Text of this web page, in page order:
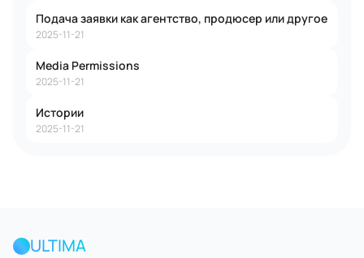
Подача заявки как агентство, продюсер или другое
2025-11-21
Media Permissions
2025-11-21
Истории
2025-11-21
ULTIMA